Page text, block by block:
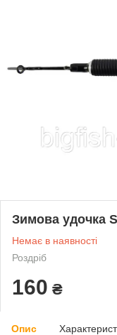
Зимова удочка
Немає в наявності
Роздріб
160 ₴
Опис